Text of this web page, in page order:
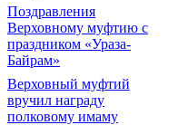
Поздравления
Верховному муфтию с
праздником «Ураза-
Байрам»
Верховный муфтий
вручил награду
полковому имаму